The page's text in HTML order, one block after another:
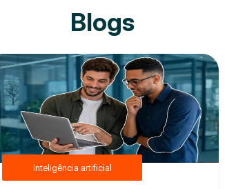
Blogs
Inteligência artificial